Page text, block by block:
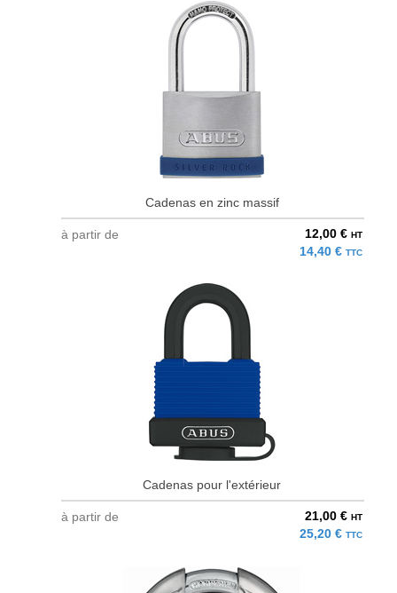
Cadenas en zinc massif
à partir de 12,00 € HT
14,40 € TTC
Cadenas pour l'extérieur
à partir de 21,00 € HT
25,20 € TTC